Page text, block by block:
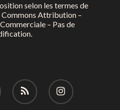
selon les termes de
Commons Attribution –
– Pas de